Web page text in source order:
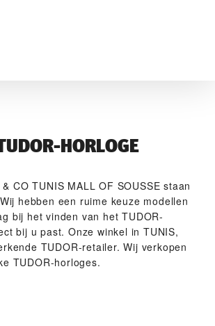
HORLOGE
CO TUNIS MALL OF SOUSSE‬ staan
hebben een ruime keuze modellen
bij het vinden van het TUDOR-
bij u past. Onze winkel in TUNIS,
TUDOR-retailer. Wij verkopen
TUDOR-horloges.